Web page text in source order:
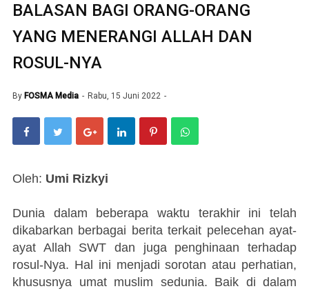
BALASAN BAGI ORANG-ORANG
YANG MENERANGI ALLAH DAN
ROSUL-NYA
By FOSMA Media Rabu, 15 Juni 2022
Oleh: Umi Rizkyi
Dunia dalam beberapa waktu terakhir ini telah
dikabarkan berbagai berita terkait pelecehan ayat-
ayat Allah SWT dan juga penghinaan terhadap
rosul-Nya. Hal ini menjadi sorotan atau perhatian,
khususnya umat muslim sedunia. Baik di dalam